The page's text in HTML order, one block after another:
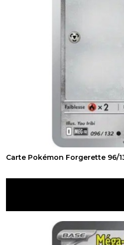
Carte Pokémon Forgerette 96/